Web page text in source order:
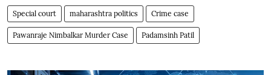
Special court maharashtra politics Crime case
Pawanraje Nimbalkar Murder Case Padamsinh Patil